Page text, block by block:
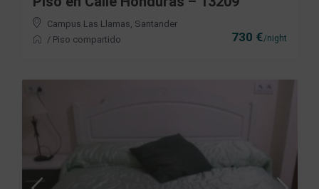
730 €/night
Campus Las Llamas Santander
/ Piso compartido